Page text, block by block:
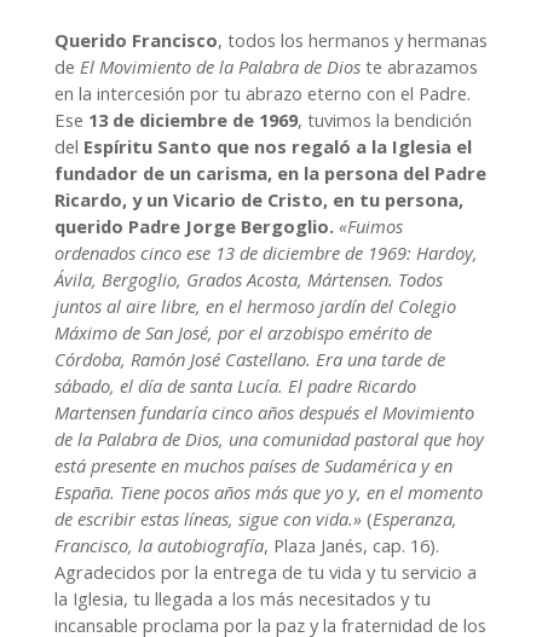
Querido Francisco, todos los hermanos y hermanas
de El Movimiento de la Palabra de Dioste abrazamos
en la intercesión por tu abrazo eterno con el Padre.
Ese 13 de diciembre de 1969, tuvimos la bendición
del Espíritu Santo que nos regaló a la Iglesia el
fundador de un carisma, en la persona del Padre
Ricardo, y un Vicario de Cristo, en tu persona,
querido Padre Jorge Bergoglio. «Fuimos
ordenados cinco ese 13 de diciembre de 1969: Hardoy,
Ávila, Bergoglio, Grados Acosta, Mártensen. Todos
juntos al aire libre, en el hermoso jardín del Colegio
Máximo de San José, por el arzobispo emérito de
Córdoba, Ramón José Castellano. Era una tarde de
sábado, el día de santa Lucía. El padre Ricardo
Martensen fundaría cinco años después el Movimiento
de la Palabra de Dios, una comunidad pastoral que hoy
está presente en muchos países de Sudamérica y en
España. Tiene pocos años más que yo y, en el momento
de escribir estas líneas, sigue con vida.» (Esperanza,
Francisco, la autobiografía, Plaza Janés, cap. 16).
Agradecidos por la entrega de tu vida y tu servicio a
la Iglesia, tu llegada a los más necesitados y tu
incansable proclama por la paz y la fraternidad de los